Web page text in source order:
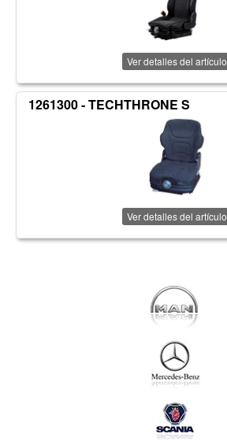
Ver detalles del artículo
1261300 - TECHTHRONE S
Ver detalles del artículo